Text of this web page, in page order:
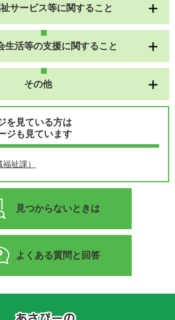
サービス等に関すること
生活等の支援に関すること
その他
を見ている方は
ジも見ています
祉課）
見つからないときは
よくある質問と回答